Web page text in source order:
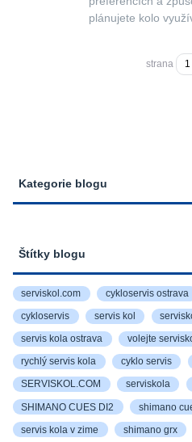
Kategorie blogu
Štítky blogu
serviskol.com cykloservis ostrava
cykloservis servis kol
servis kola ostrava volejte
rychlý servis kola cyklo servis
SERVISKOL.COM serviskola
SHIMANO CUES DI2 shimano
servis kola v zime shimano grx
plánujete kolo
strana